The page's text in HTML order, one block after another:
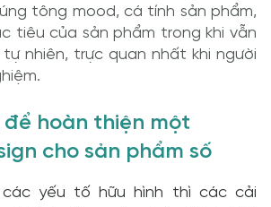
tông mood, cá tính sản phẩm,
tiêu của sản phẩm trong khi vẫn
nhiên, trực quan nhất khi người
để hoàn thiện một
cho sản phẩm số
các yếu tố hữu hình thì các cải